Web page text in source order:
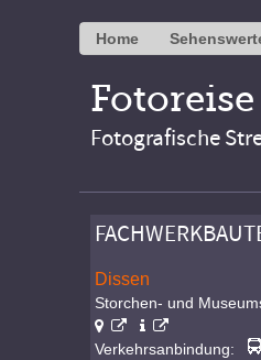
Home
Fotografische
Dissen
Storchen- und
Verkehrsanbindung: